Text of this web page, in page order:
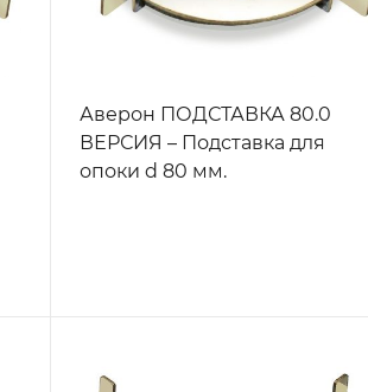
Аверон ПОДСТАВКА 80.0
ВЕРСИЯ – Подставка для
опоки d 80 мм.